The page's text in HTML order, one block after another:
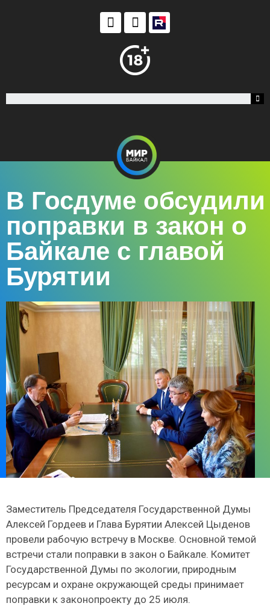
В Госдуме обсудили
поправки в закон о
Байкале с главой
Бурятии
Заместитель Председателя Государственной Думы
Алексей Гордеев и Глава Бурятии Алексей Цыденов
провели рабочую встречу в Москве. Основной темой
встречи стали поправки в закон о Байкале. Комитет
Государственной Думы по экологии, природным
ресурсам и охране окружающей среды принимает
поправки к законопроекту до 25 июля.